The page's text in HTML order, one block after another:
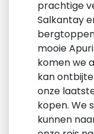
prachtige
Salkantay
mooie
komen we
kan
onze
kopen. We
kunnen